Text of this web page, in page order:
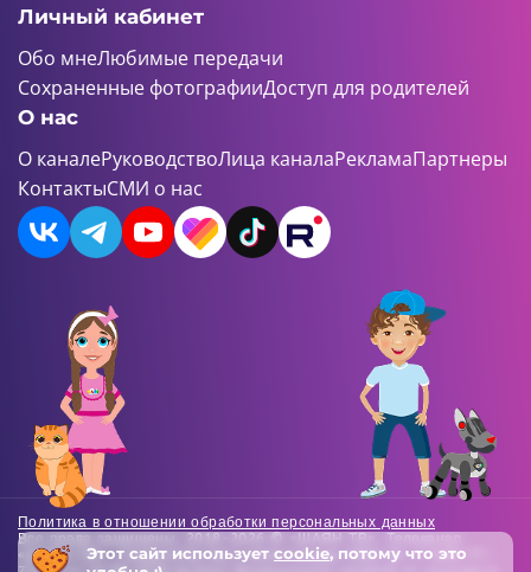
Личный кабинет
Обо мнеЛюбимые передачи
Сохраненные фотографииДоступ для родителей
О нас
О каналеРуководствоЛица каналаРекламаПартнеры
КонтактыСМИ о нас
Политика в отношении обработки персональных данных
Все права защищены. 2018-2026 © «ШАЯН ТВ». Телеканал
«ШАЯН ТВ» , Свидетельство о регистрации СМИ Эл-Л №ФС77-
Этот сайт использует cookie, потому что это